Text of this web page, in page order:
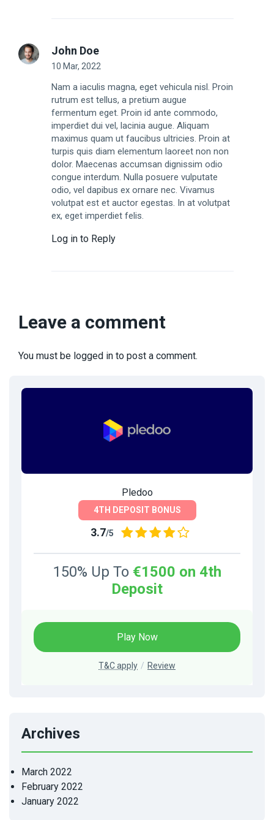
John Doe
10 Mar, 2022
Nam a iaculis magna, eget vehicula nisl. Proin
rutrum est tellus, a pretium augue
fermentum eget. Proin id ante commodo,
imperdiet dui vel, lacinia augue. Aliquam
maximus quam ut faucibus ultricies. Proin at
turpis quis diam elementum laoreet non non
dolor. Maecenas accumsan dignissim odio
congue interdum. Nulla posuere vulputate
odio, vel dapibus ex ornare nec. Vivamus
volutpat est et auctor egestas. In at volutpat
ex, eget imperdiet felis.
Log in to Reply
Leave a comment
You must be logged in to post a comment.
Pledoo
4TH DEPOSIT BONUS
3.7/5
150% Up To€1500 on 4th
Deposit
Play Now
T&C apply Review
Archives
March 2022
February 2022
January 2022